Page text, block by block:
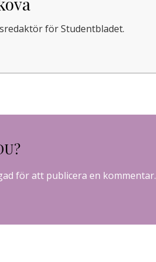
för Studentbladet.
för att publicera en kommentar.